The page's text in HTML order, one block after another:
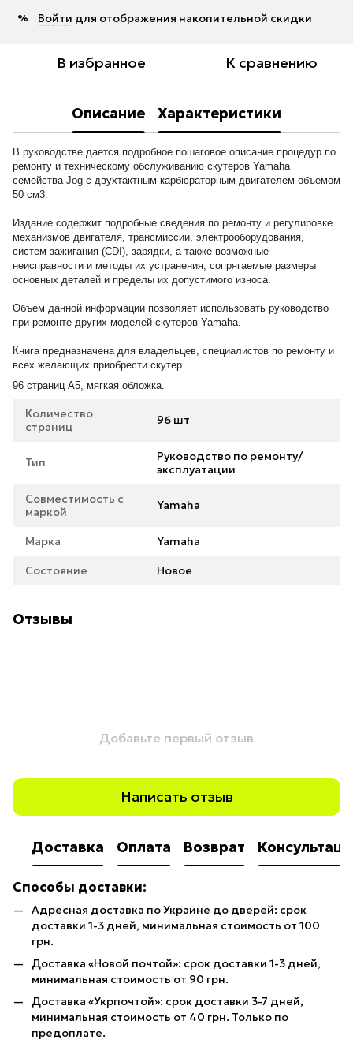
% Войти для отображения накопительной скидки
В избранное К сравнению
Описание Характеристики
В руководстве дается подробное пошаговое описание процедур по
ремонту и техническому обслуживанию скутеров Yamaha
семейства Jog с двухтактным карбюраторным двигателем объемом
50 см3.
Издание содержит подробные сведения по ремонту и регулировке
механизмов двигателя, трансмиссии, электрооборудования,
систем зажигания (CDI), зарядки, а также возможные
неисправности и методы их устранения, сопрягаемые размеры
основных деталей и пределы их допустимого износа.
Объем данной информации позволяет использовать руководство
при ремонте других моделей скутеров Yamaha.
Книга предназначена для владельцев, специалистов по ремонту и
всех желающих приобрести скутер.
96 страниц А5, мягкая обложка.
Количество
страниц
96 шт
Тип
Руководство по ремонту/
эксплуатации
Совместимость с
маркой
Yamaha
Марка Yamaha
Состояние Новое
Отзывы
Добавьте первый отзыв
Написать отзыв
Доставка Оплата Возврат
Способы доставки:
Адресная доставка по Украине до дверей: срок
доставки 1-3 дней, минимальная стоимость от 100
грн.
Доставка «Новой почтой»: срок доставки 1-3 дней,
минимальная стоимость от 90 грн.
Доставка «Укрпочтой»: срок доставки 3-7 дней,
минимальная стоимость от 40 грн. Только по
предоплате.